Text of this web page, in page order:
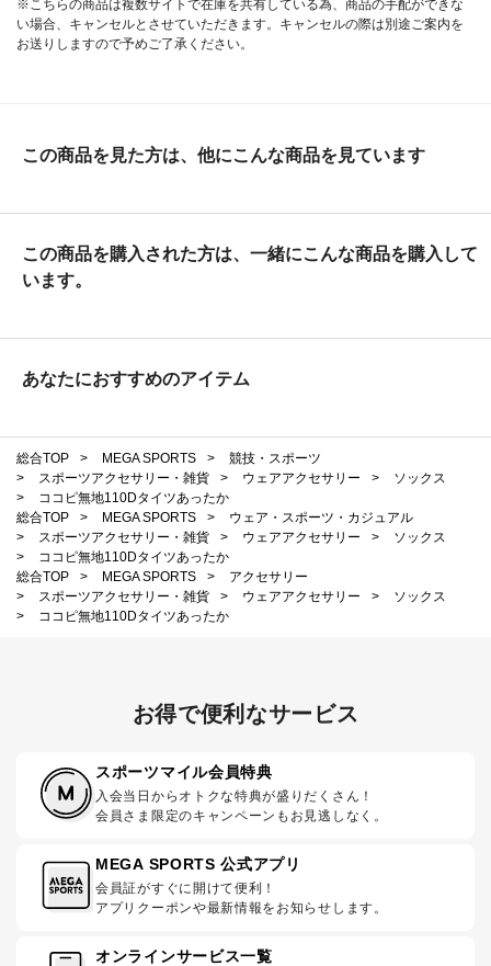
※こちらの商品は複数サイトで在庫を共有している為、商品の手配ができな
い場合、キャンセルとさせていただきます。キャンセルの際は別途ご案内を
お送りしますので予めご了承ください。
この商品を見た方は、他にこんな商品を見ています
この商品を購入された方は、一緒にこんな商品を購入して
います。
あなたにおすすめのアイテム
総合TOP > MEGA SPORTS >
競技・スポーツ
>
スポーツアクセサリー・雑貨 > ウェアアクセサリー >
ソックス
>
ココピ無地110Dタイツあったか
総合TOP
> MEGA SPORTS >
ウェア・スポーツ・カジュアル
>
スポーツアクセサリー・雑貨 > ウェアアクセサリー >
ソックス
>
ココピ無地110Dタイツあったか
総合TOP
> MEGA SPORTS >
アクセサリー
>
スポーツアクセサリー・雑貨 > ウェアアクセサリー >
ソックス
>
ココピ無地110Dタイツあったか
お得で便利なサービス
スポーツマイル会員特典
入会当日からオトクな特典が盛りだくさん！
会員さま限定のキャンペーンもお見逃しなく。
MEGA SPORTS 公式アプリ
会員証がすぐに開けて便利！
アプリクーポンや最新情報をお知らせします。
オンラインサービス一覧